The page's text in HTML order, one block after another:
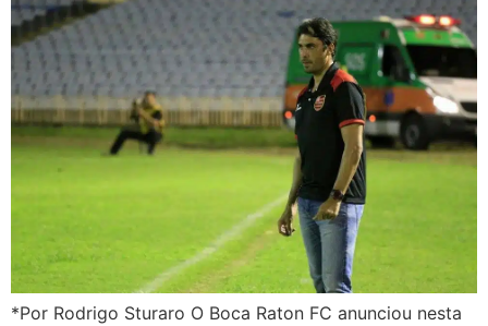
*Por Rodrigo Sturaro O Boca Raton FC anunciou nesta